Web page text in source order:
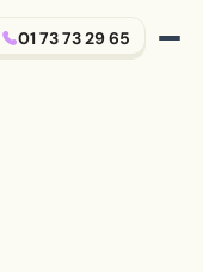
01 73 73 29 65